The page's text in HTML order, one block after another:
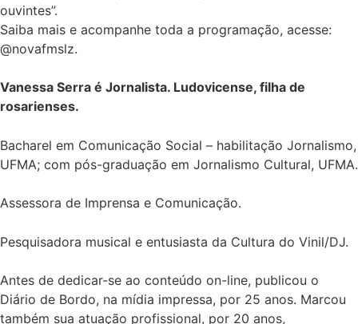
ouvintes”.
Saiba mais e acompanhe toda a programação, acesse:
@novafmslz.
Vanessa Serra é Jornalista. Ludovicense, filha de
rosarienses.
Bacharel em Comunicação Social – habilitação Jornalismo,
UFMA; com pós-graduação em Jornalismo Cultural, UFMA.
Assessora de Imprensa e Comunicação.
Pesquisadora musical e entusiasta da Cultura do Vinil/DJ.
Antes de dedicar-se ao conteúdo on-line, publicou o
Diário de Bordo, na mídia impressa, por 25 anos. Marcou
também sua atuação profissional, por 20 anos,